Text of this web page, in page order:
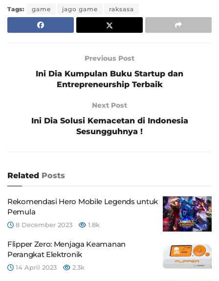
Tags: game jago game raksasa
Previous Post
Ini Dia Kumpulan Buku Startup dan
Entrepreneurship Terbaik
Next Post
Ini Dia Solusi Kemacetan di Indonesia
Sesungguhnya !
Related Posts
Rekomendasi Hero Mobile Legends untuk
Pemula
8 December 2023 1.8k
Flipper Zero: Menjaga Keamanan
Perangkat Elektronik
14 April 2023 2.3k